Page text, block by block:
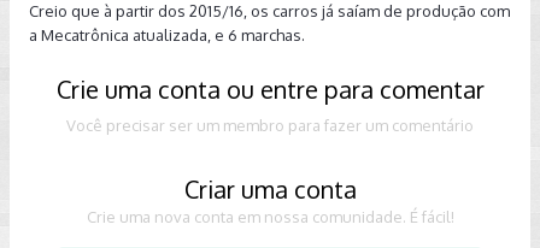
Creio que à partir dos 2015/16, os carros já saíam de produção com
a Mecatrônica atualizada, e 6 marchas.
Crie uma conta ou entre para comentar
Você precisar ser um membro para fazer um comentário
Criar uma conta
Crie uma nova conta em nossa comunidade. É fácil!